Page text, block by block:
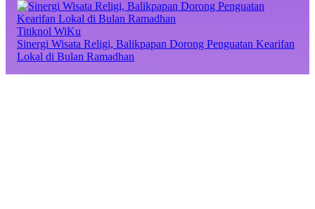
Titiknol WiKu
Sinergi Wisata Religi, Balikpapan Dorong Penguatan Kearifan
Lokal di Bulan Ramadhan